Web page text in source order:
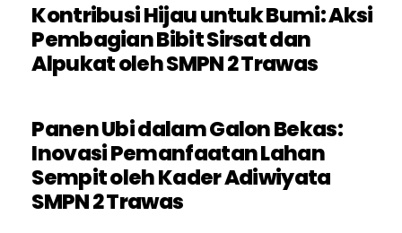
Kontribusi Hijau untuk Bumi: Aksi
Pembagian Bibit Sirsat dan
Alpukat oleh SMPN 2 Trawas
Panen Ubi dalam Galon Bekas:
Inovasi Pemanfaatan Lahan
Sempit oleh Kader Adiwiyata
SMPN 2 Trawas